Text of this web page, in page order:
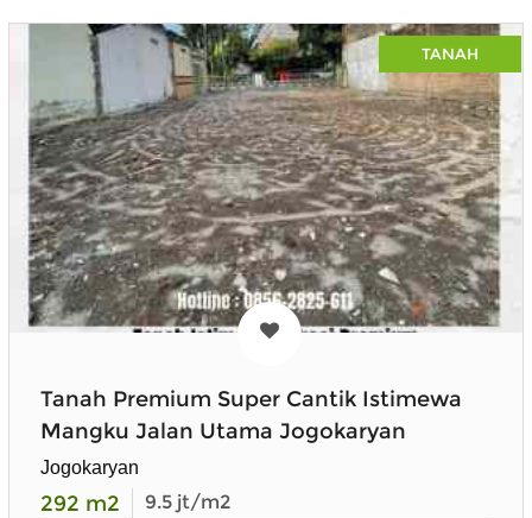
TANAH
Tanah Premium Super Cantik Istimewa
Mangku Jalan Utama Jogokaryan
Jogokaryan
292 m2 9.5 jt/m2